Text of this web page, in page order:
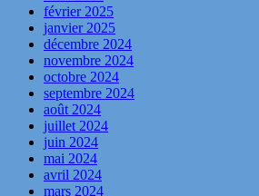
février 2025
janvier 2025
décembre 2024
novembre 2024
octobre 2024
septembre 2024
août 2024
juillet 2024
juin 2024
mai 2024
avril 2024
mars 2024